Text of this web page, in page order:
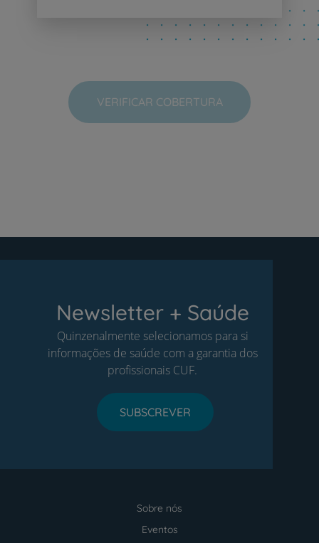
VERIFICAR COBERTURA
Newsletter + Saúde
Quinzenalmente selecionamos para si
informações de saúde com a garantia dos
profissionais CUF.
SUBSCREVER
Sobre nós
Eventos